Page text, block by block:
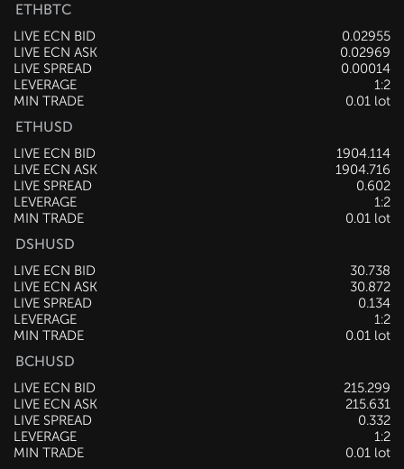
ETHBTC
LIVE ECN BID
0.02955
LIVE ECN ASK
0.02969
LIVE SPREAD
0.00014
LEVERAGE
1:2
MIN TRADE
0.01 lot
ETHUSD
LIVE ECN BID
1904.114
LIVE ECN ASK
1904.656
LIVE SPREAD
0.542
LEVERAGE
1:2
MIN TRADE
0.01 lot
DSHUSD
LIVE ECN BID
30.728
LIVE ECN ASK
30.872
LIVE SPREAD
0.144
LEVERAGE
1:2
MIN TRADE
0.01 lot
BCHUSD
LIVE ECN BID
215.299
LIVE ECN ASK
215.631
LIVE SPREAD
0.332
LEVERAGE
1:2
MIN TRADE
0.01 lot